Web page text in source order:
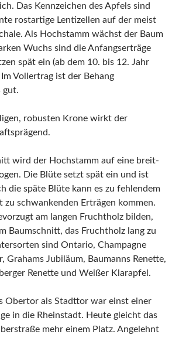
Das Kennzeichen des Apfels sind
rostartige Lentizellen auf der meist
Als Hochstamm wächst der Baum
Wuchs sind die Anfangserträge
spät ein (ab dem 10. bis 12. Jahr
Vollertrag ist der Behang
gut.
robusten Krone wirkt der
wird der Hochstamm auf eine breit-
Die Blüte setzt spät ein und ist
die späte Blüte kann es zu fehlendem
zu schwankenden Erträgen kommen.
am langen Fruchtholz bilden,
Baumschnitt, das Fruchtholz lang zu
sind Ontario, Champagne
Grahams Jubiläum, Baumanns Renette,
Renette und Weißer Klarapfel.
Obertor als Stadttor war einst einer
in die Rheinstadt. Heute gleicht das
mehr einem Platz. Angelehnt